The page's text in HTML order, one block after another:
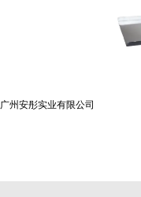
广州安彤实业有限公司